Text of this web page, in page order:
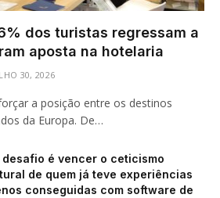
dos turistas regressam a
aposta na hotelaria
30, 2026
a posição entre os destinos
da Europa. De…
desafio é vencer o ceticismo
de quem já teve experiências
conseguidas com software de